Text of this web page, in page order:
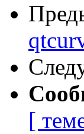
[